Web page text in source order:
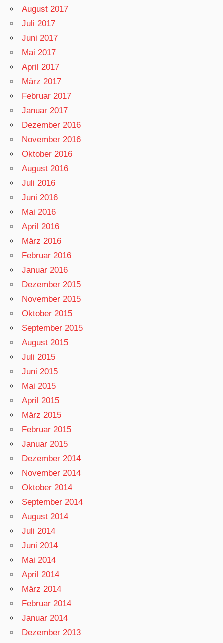
August 2017
Juli 2017
Juni 2017
Mai 2017
April 2017
März 2017
Februar 2017
Januar 2017
Dezember 2016
November 2016
Oktober 2016
August 2016
Juli 2016
Juni 2016
Mai 2016
April 2016
März 2016
Februar 2016
Januar 2016
Dezember 2015
November 2015
Oktober 2015
September 2015
August 2015
Juli 2015
Juni 2015
Mai 2015
April 2015
März 2015
Februar 2015
Januar 2015
Dezember 2014
November 2014
Oktober 2014
September 2014
August 2014
Juli 2014
Juni 2014
Mai 2014
April 2014
März 2014
Februar 2014
Januar 2014
Dezember 2013